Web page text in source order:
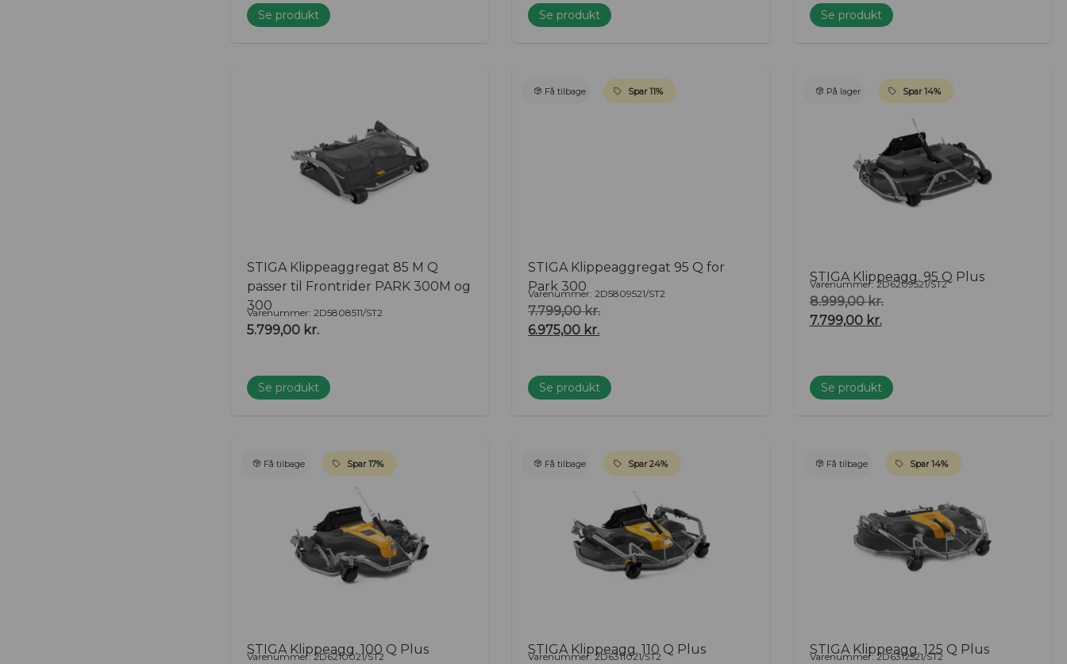
Se produkt Se produkt Se produkt
STIGA Klippeaggregat 85 M Q
passer til Frontrider PARK 300M og
300
Varenummer: 2D5808511/ST2
5.799,00 kr.
Se produkt
Få tilbage Spar 11%
STIGA Klippeaggregat 95 Q for
Park 300
Varenummer: 2D5809521/ST2
7.799,00kr.
6.975,00 kr.
Se produkt
På lager Spar 14%
STIGA Klippeagg. 95 Q Plus
Varenummer: 2D6209521/ST2
8.999,00kr.
7.799,00 kr.
Se produkt
Få tilbage Spar 17%
STIGA Klippeagg. 100 Q Plus
Varenummer: 2D6210021/ST2
Få tilbage Spar 24%
STIGA Klippeagg. 110 Q Plus
Varenummer: 2D6311021/ST2
Få tilbage Spar 14%
STIGA Klippeagg. 125 Q Plus
Varenummer: 2D6312521/ST2